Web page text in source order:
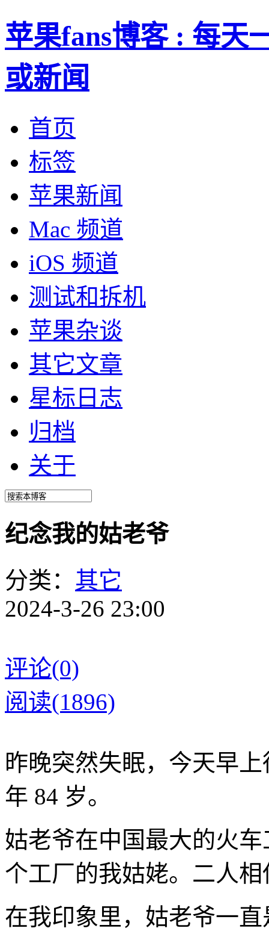
苹果fans博客 : 每天
或新闻
首页
标签
苹果新闻
Mac 频道
iOS 频道
测试和拆机
苹果杂谈
其它文章
星标日志
归档
关于
纪念我的姑老爷
分类： 其它
2024-3-26 23:00
评论(0)
阅读(1896)
昨晚突然失眠，今天早
年 84 岁。
姑老爷在中国最大的火
个工厂的我姑姥。二人
在我印象里，姑老爷一